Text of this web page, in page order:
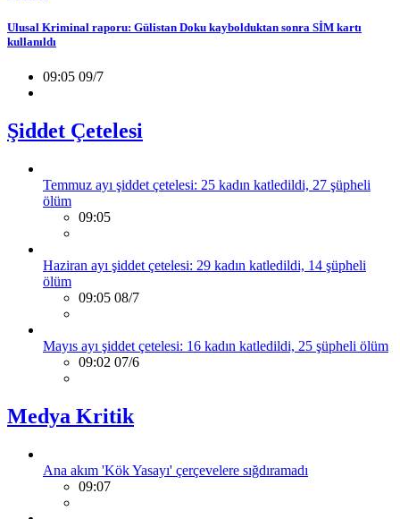
Ulusal Kriminal raporu: Gülistan Doku kaybolduktan sonra SİM kartı
kullanıldı
09:05 09/7
Şiddet Çetelesi
Temmuz ayı şiddet çetelesi: 25 kadın katledildi, 27 şüpheli
ölüm
09:05
Haziran ayı şiddet çetelesi: 29 kadın katledildi, 14 şüpheli
ölüm
09:05 08/7
Mayıs ayı şiddet çetelesi: 16 kadın katledildi, 25 şüpheli ölüm
09:02 07/6
Medya Kritik
Ana akım 'Kök Yasayı' çerçevelere sığdıramadı
09:07